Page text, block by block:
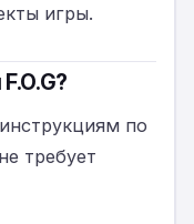
игры.
по
требует